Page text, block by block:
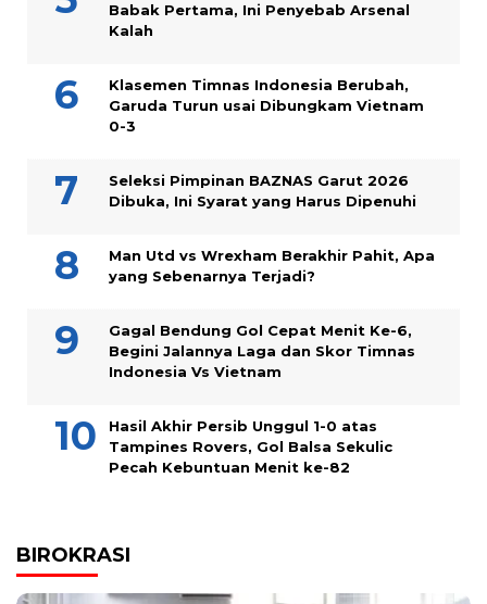
Babak Pertama, Ini Penyebab Arsenal
Kalah
Klasemen Timnas Indonesia Berubah,
Garuda Turun usai Dibungkam Vietnam
0-3
Seleksi Pimpinan BAZNAS Garut 2026
Dibuka, Ini Syarat yang Harus Dipenuhi
Man Utd vs Wrexham Berakhir Pahit, Apa
yang Sebenarnya Terjadi?
Gagal Bendung Gol Cepat Menit Ke-6,
Begini Jalannya Laga dan Skor Timnas
Indonesia Vs Vietnam
Hasil Akhir Persib Unggul 1-0 atas
Tampines Rovers, Gol Balsa Sekulic
Pecah Kebuntuan Menit ke-82
BIROKRASI